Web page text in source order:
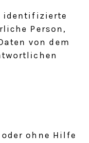
identifizierte
Person,
von dem
ohne Hilfe